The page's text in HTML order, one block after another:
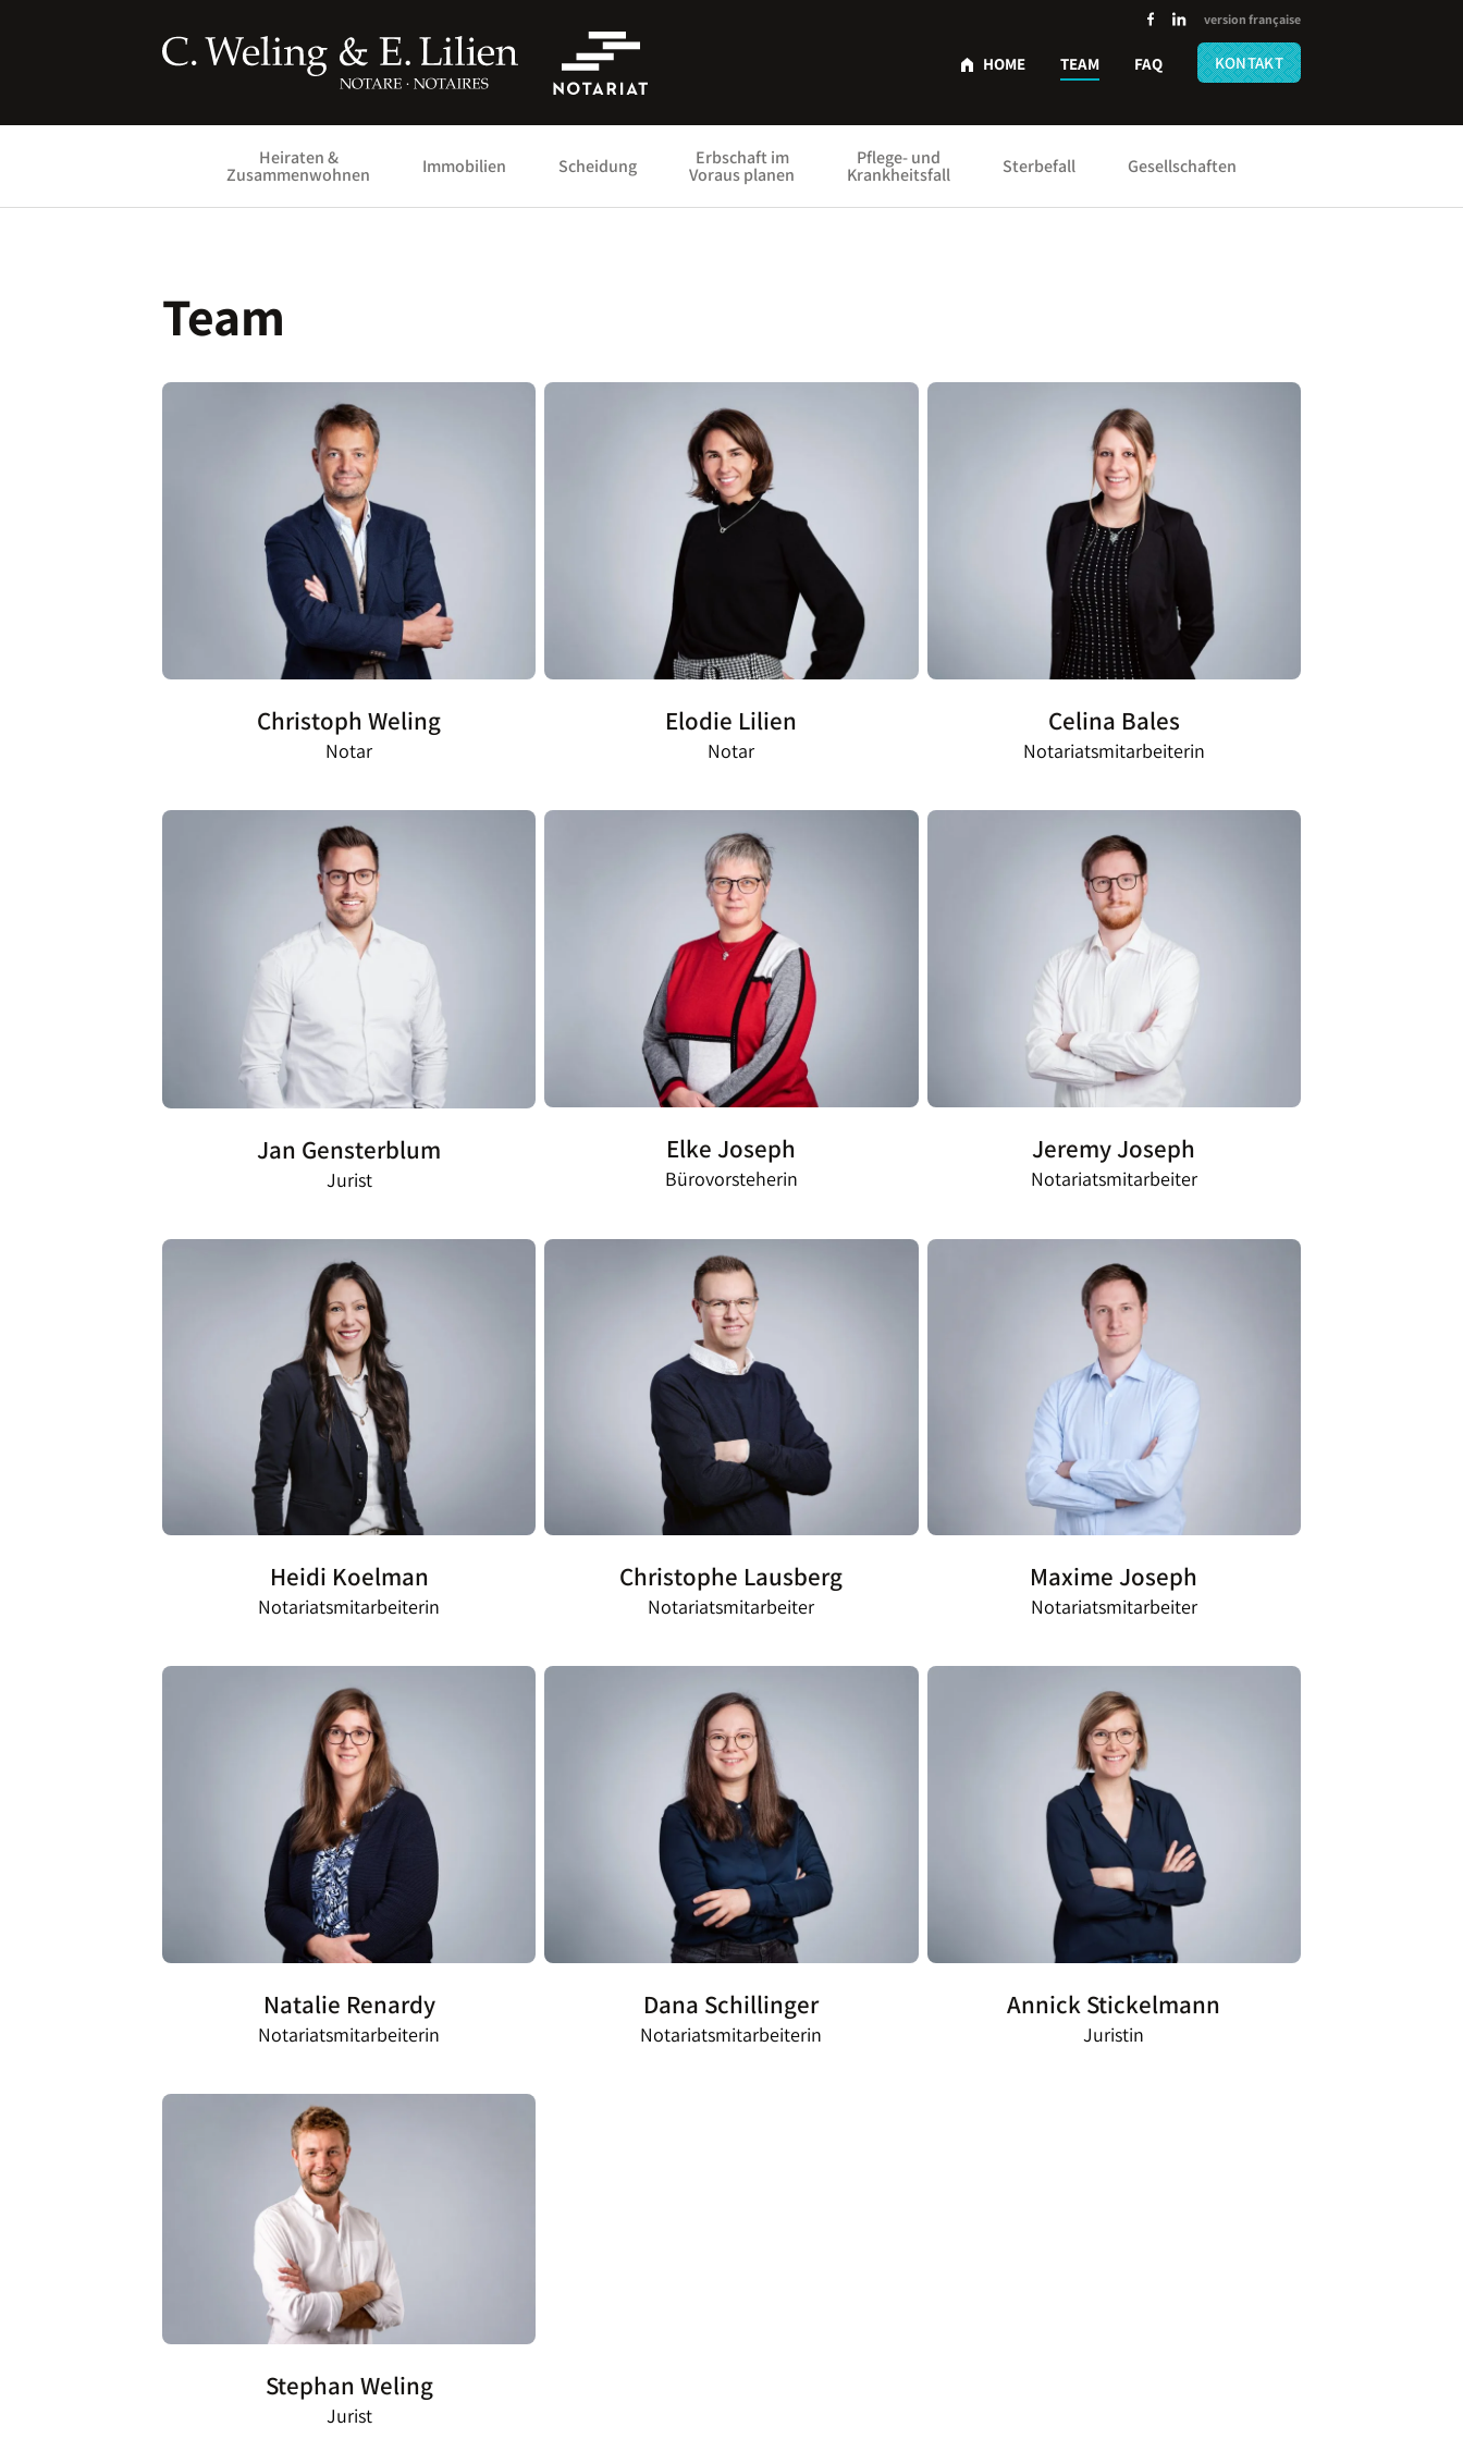
version française
HOME TEAM FAQ KONTAKT
Heiraten &
Zusammenwohnen Immobilien Scheidung Erbschaft im
Voraus planen
Pflege- und
Krankheitsfall Sterbefall Gesellschaften
Team
Christoph Weling
Notar
Elodie Lilien
Notar
Celina Bales
Notariatsmitarbeiterin
Jan Gensterblum
Jurist
Elke Joseph
Bürovorsteherin
Jeremy Joseph
Notariatsmitarbeiter
Heidi Koelman
Notariatsmitarbeiterin
Christophe Lausberg
Notariatsmitarbeiter
Maxime Joseph
Notariatsmitarbeiter
Natalie Renardy
Notariatsmitarbeiterin
Dana Schillinger
Notariatsmitarbeiterin
Annick Stickelmann
Juristin
Stephan Weling
Jurist